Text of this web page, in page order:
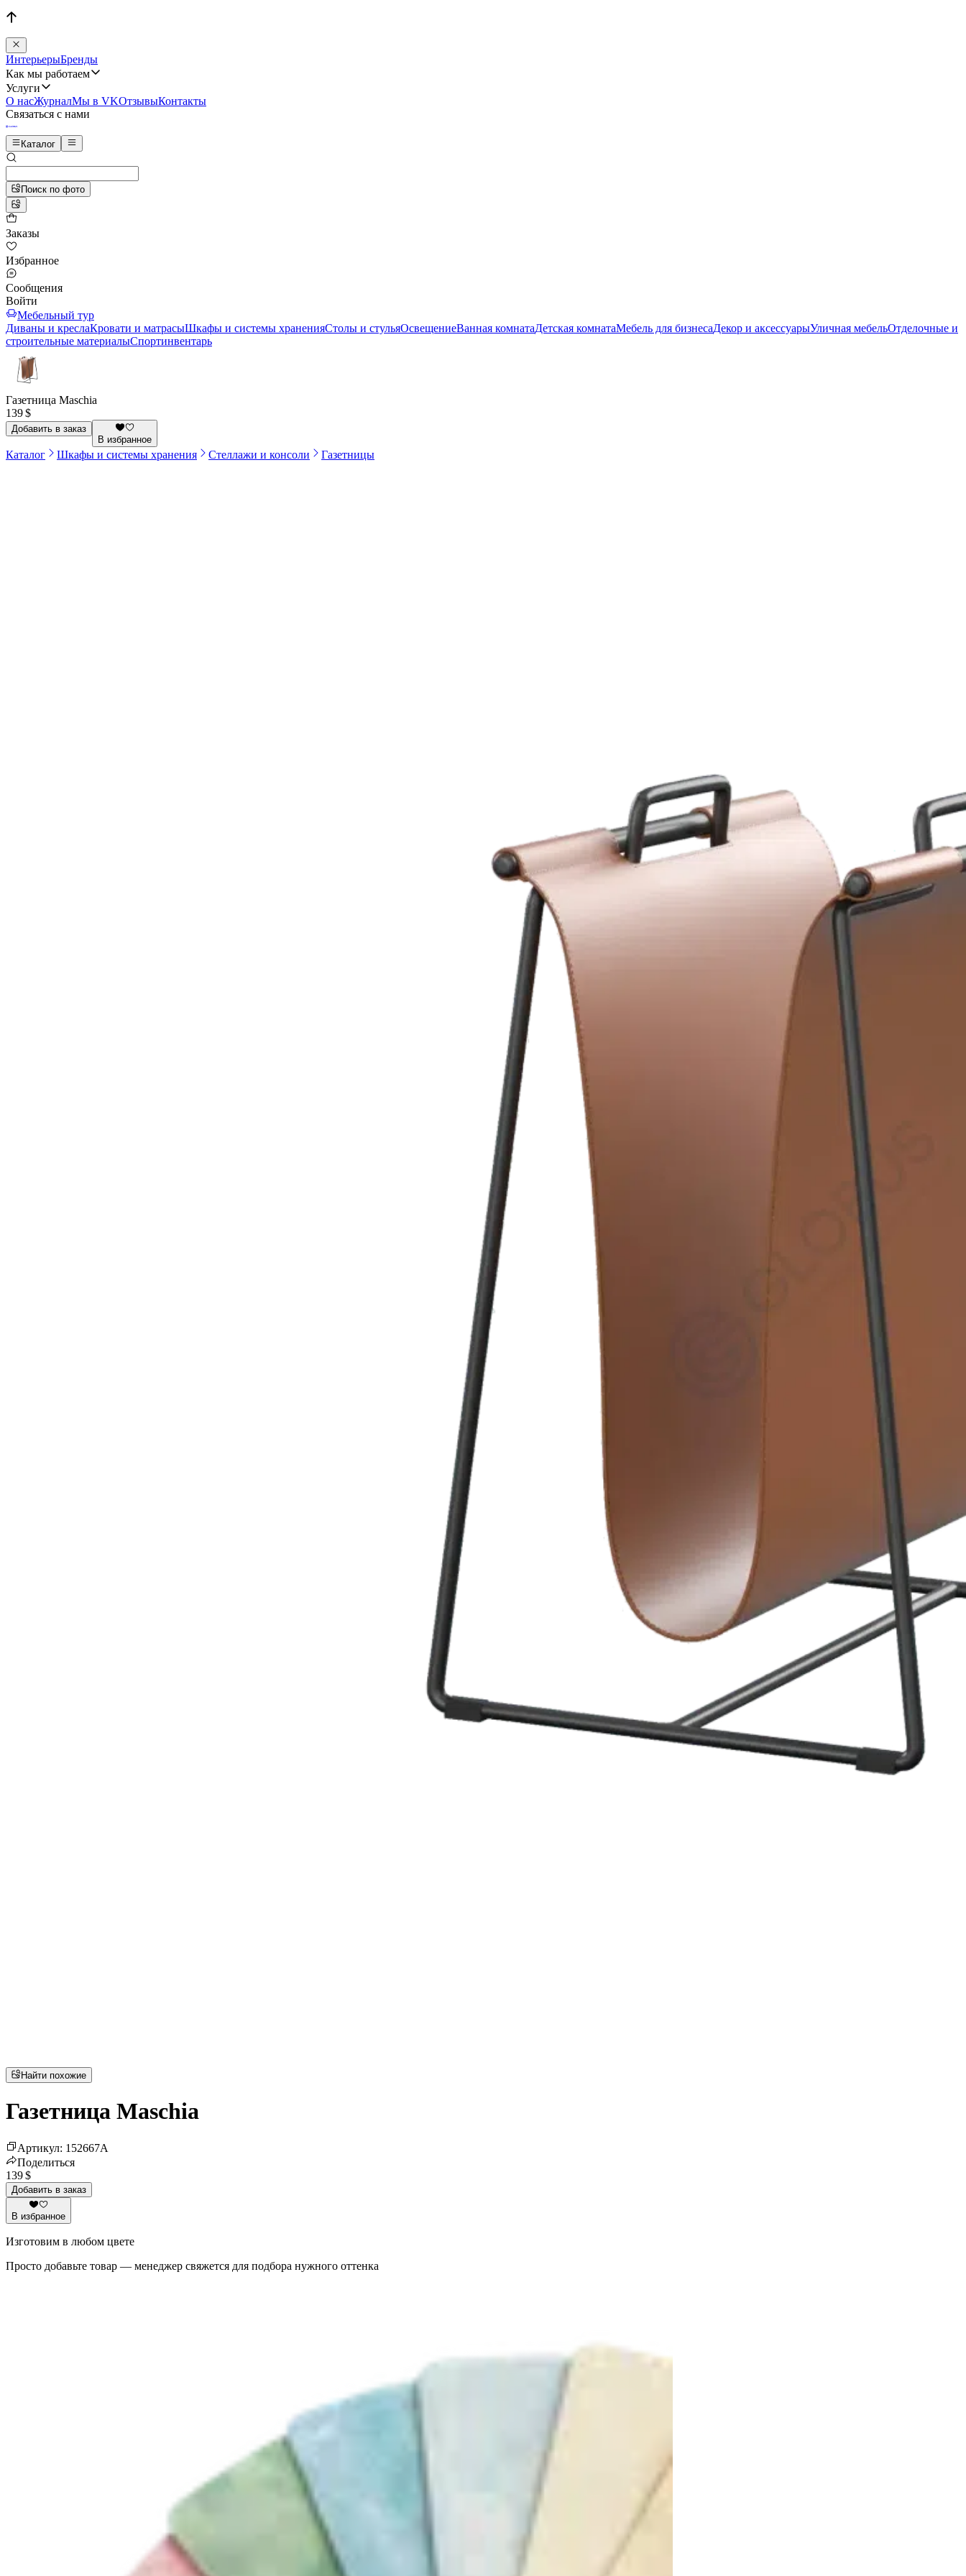
ИнтерьерыБренды
Как мы работаем
Услуги
О насЖурналМы в VKОтзывыКонтакты
Связаться с нами
Каталог
Поиск по фото
Заказы
Избранное
Сообщения
Войти
Мебельный тур
Диваны и креслаКровати и матрасыШкафы и системы храненияСтолы и стульяОсвещениеВанная комнатаДетская комнатаМебель для бизнесаДекор и аксессуарыУличная мебельОтделочные и
строительные материалыСпортинвентарь
Газетница Maschia
139 $
Добавить в заказ
В избранное
Каталог Шкафы и системы хранения Стеллажи и консоли Газетницы
Найти похожие
Газетница Maschia
Артикул: 152667A
Поделиться
139 $
Добавить в заказ
В избранное
Изготовим в любом цвете
Просто добавьте товар — менеджер свяжется для подбора нужного оттенка